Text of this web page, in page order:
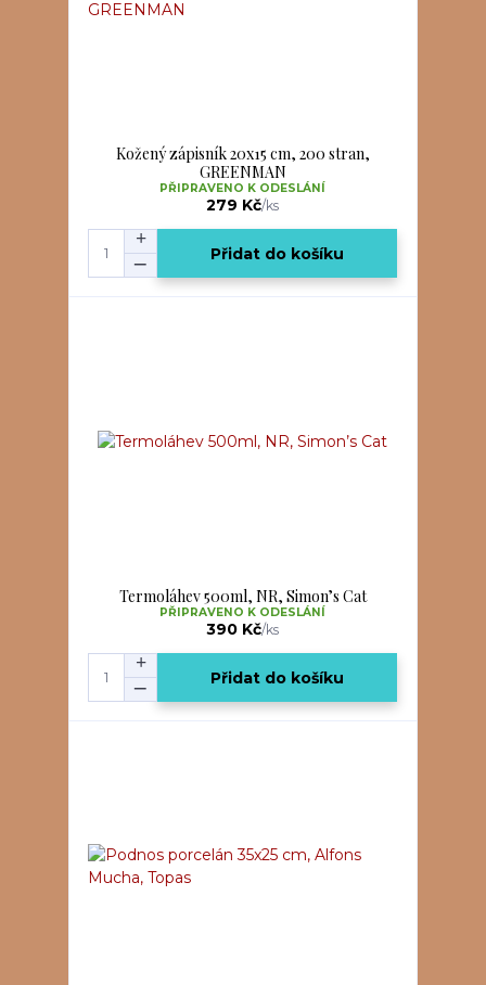
Kožený zápisník 20x15 cm, 200 stran,
GREENMAN
279 Kč/ks
PŘIPRAVENO K ODESLÁNÍ
Přidat do košíku
Termoláhev 500ml, NR, Simon’s Cat
390 Kč/ks
PŘIPRAVENO K ODESLÁNÍ
Přidat do košíku